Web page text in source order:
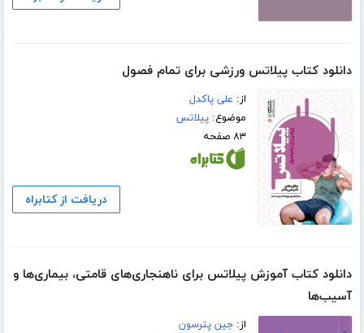
دانلود کتاب پیلاتس ورزشی برای تمام فصول
از: علی پاکدل
موضوع:پیلاتس
۸۳ صفحه
دریافت از کتابراه
دانلود کتاب آموزش پیلاتس برای ناهنجاری‌های قامتی، بیماری‌ها و
آسیب‌ها
از:جین پترسون